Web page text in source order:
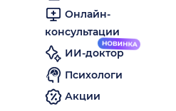
Онлайн-
консультации
ИИ-доктор
Психологи
Акции